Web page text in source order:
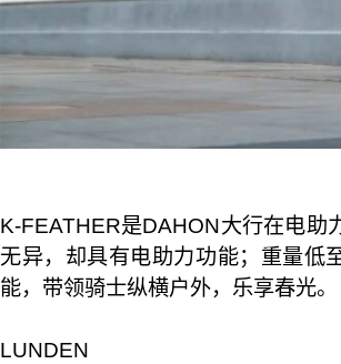
K-FEATHER是DAHON大行在电助
无异，却具有电助力功能；重量低
能，带领骑士纵横户外，乐享春光。
LUNDEN